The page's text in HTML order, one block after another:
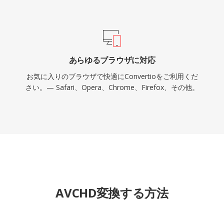
あらゆるブラウザに対応
お気に入りのブラウザで快適にConvertioをご利用くだ
さい。— Safari、Opera、Chrome、Firefox、その他。
AVCHD変換する方法